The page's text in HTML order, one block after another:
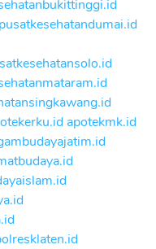
pusatkesehatandumai.id
apotekmk.id